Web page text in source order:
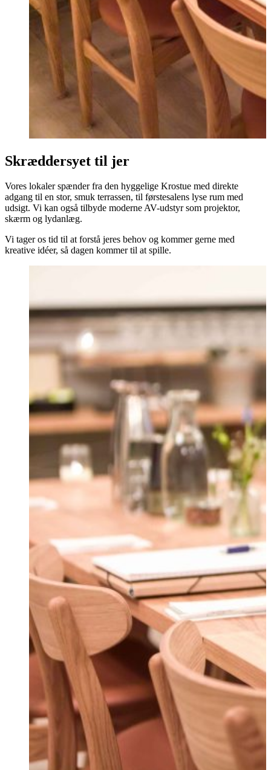
Skræddersyet til jer
Vores lokaler spænder fra den hyggelige Krostue med direkte
adgang til en stor, smuk terrassen, til førstesalens lyse rum med
udsigt. Vi kan også tilbyde moderne AV-udstyr som projektor,
skærm og lydanlæg.
Vi tager os tid til at forstå jeres behov og kommer gerne med
kreative idéer, så dagen kommer til at spille.